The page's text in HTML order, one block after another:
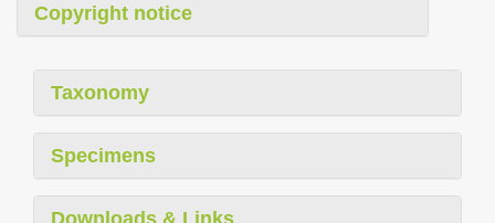
Copyright notice
Taxonomy
Specimens
Downloads & Links